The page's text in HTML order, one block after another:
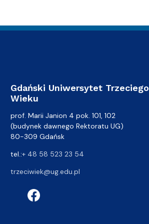
Gdański Uniwersytet Trzeciego
Wieku
prof. Marii Janion 4 pok. 101, 102
(budynek dawnego Rektoratu UG)
80-309 Gdańsk
tel.:+ 48 58 523 23 54
trzeciwiek@ug.edu.pl